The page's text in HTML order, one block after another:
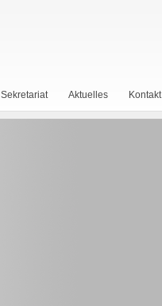
Sekretariat Aktuelles Kontakt